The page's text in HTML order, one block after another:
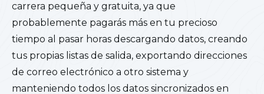
carrera pequeña y gratuita, ya que
probablemente pagarás más en tu precioso
tiempo al pasar horas descargando datos, creando
tus propias listas de salida, exportando direcciones
de correo electrónico a otro sistema y
manteniendo todos los datos sincronizados en